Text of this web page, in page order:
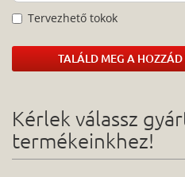
Tervezhető tokok
TALÁLD MEG A
Kérlek válassz
termékeinkhez!